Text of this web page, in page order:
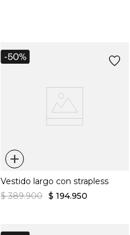
+
Vestido largo con strapless
$ 389.900 $ 194.950